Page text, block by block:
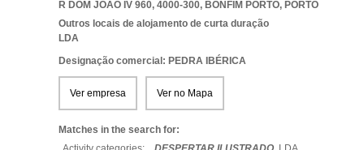
R DOM JOÃO IV 960, 4000-300, BONFIM PORTO, PORTO
Outros locais de alojamento de curta duração
LDA
Designação comercial: PEDRA IBÉRICA
Ver empresa Ver no Mapa
Matches in the search for: